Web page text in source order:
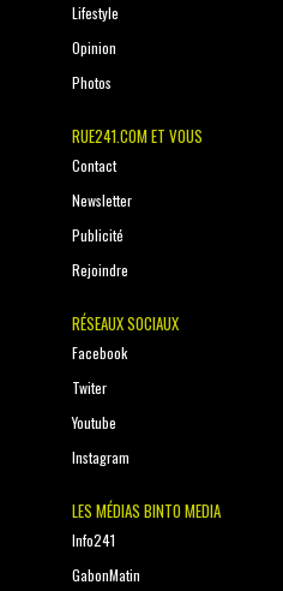
Lifestyle
Opinion
Photos
RUE241.COM ET VOUS
Contact
Newsletter
Publicité
Rejoindre
RÉSEAUX SOCIAUX
Facebook
Twiter
Youtube
Instagram
LES MÉDIAS BINTO MEDIA
Info241
GabonMatin